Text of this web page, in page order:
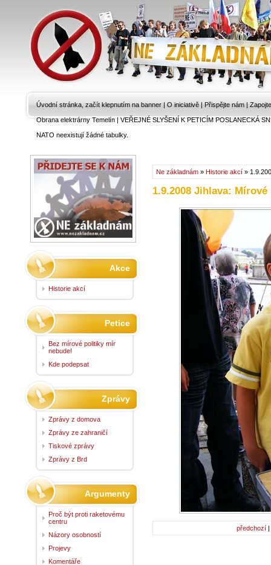
Úvodní stránka, začít klepnutím na banner | O iniciativě | Přispějte nám |
Obrana elektrárny Temelín|VEŘEJNÉ SLYŠENÍ K PETICÍM POSLANECKÁ
NATO neexistují žádné tabulky.
Ne základnám » Historie akcí »
1.9.2008 Jihlava:
předchozí |
Akce
Historie akcí
Petice
Bez mírové politiky mír
nebude!
Kde podepsat
Zprávy
Zprávy z domova
Zprávy ze zahraničí
Tiskové zprávy
Zprávy z Brd
Argumenty
Proč být proti raketovému
centru
Názory osobností
Projevy
Komentáře